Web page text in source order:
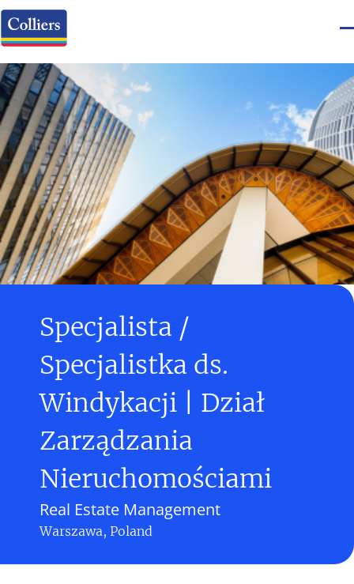
Specjalista /
Specjalistka ds.
Windykacji | Dział
Zarządzania
Nieruchomościami
Real Estate Management
Warszawa, Poland